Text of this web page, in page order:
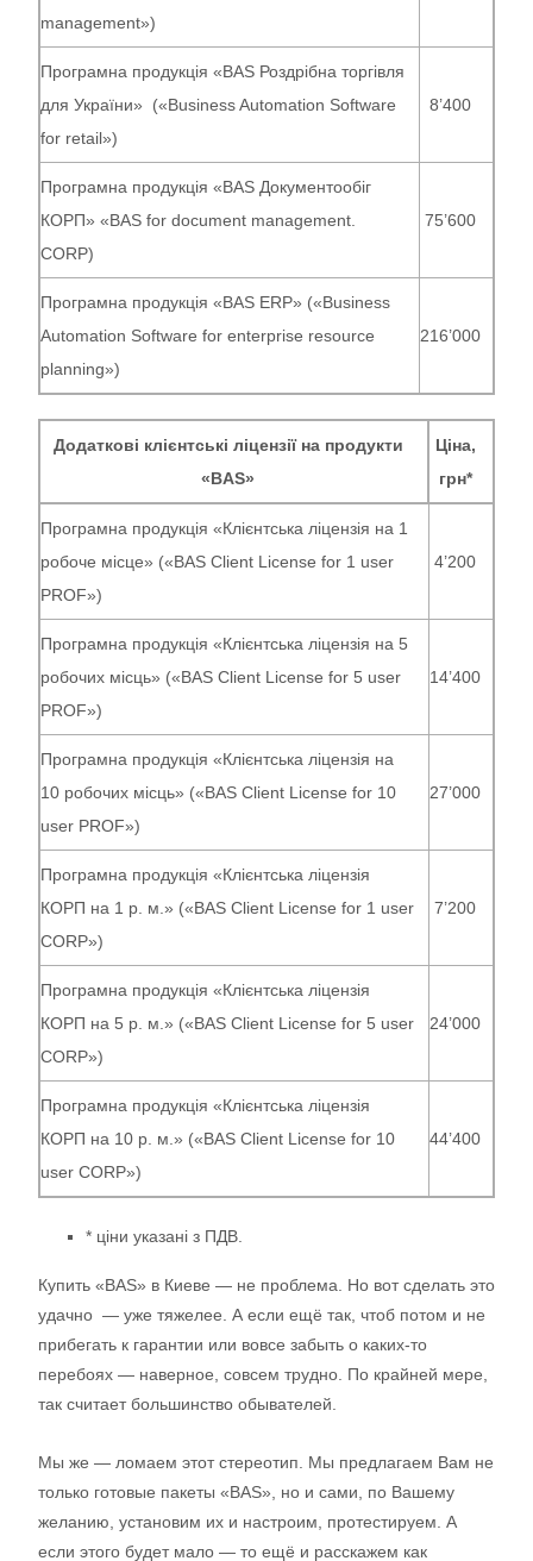
management»)
Програмна продукція «BAS Роздрібна торгівля
для України» («Business Automation Software
for retail»)
8’400
Програмна продукція «BAS Документообіг
КОРП» «BAS for document management.
CORP)
75’600
Програмна продукція «BAS ERP» («Business
Automation Software for enterprise resource
planning»)
216’000
Додаткові клієнтські ліцензії на продукти
«BAS»
Ціна,
грн*
Програмна продукція «Клієнтська ліцензія на 1
робоче місце» («BAS Client License for 1 user
PROF»)
4’200
Програмна продукція «Клієнтська ліцензія на 5
робочих місць» («BAS Client License for 5 user
PROF»)
14’400
Програмна продукція «Клієнтська ліцензія на
10 робочих місць» («BAS Client License for 10
user PROF»)
27’000
Програмна продукція «Клієнтська ліцензія
КОРП на 1 р. м.» («BAS Client License for 1 user
CORP»)
7’200
Програмна продукція «Клієнтська ліцензія
КОРП на 5 р. м.» («BAS Client License for 5 user
CORP»)
24’000
Програмна продукція «Клієнтська ліцензія
КОРП на 10 р. м.» («BAS Client License for 10
user CORP»)
44’400
* ціни указані з ПДВ.
Купить «BAS» в Киеве — не проблема. Но вот сделать это
удачно — уже тяжелее. А если ещё так, чтоб потом и не
прибегать к гарантии или вовсе забыть о каких-то
перебоях — наверное, совсем трудно. По крайней мере,
так считает большинство обывателей.
Мы же — ломаем этот стереотип. Мы предлагаем Вам не
только готовые пакеты «BAS», но и сами, по Вашему
желанию, установим их и настроим, протестируем. А
если этого будет мало — то ещё и расскажем как